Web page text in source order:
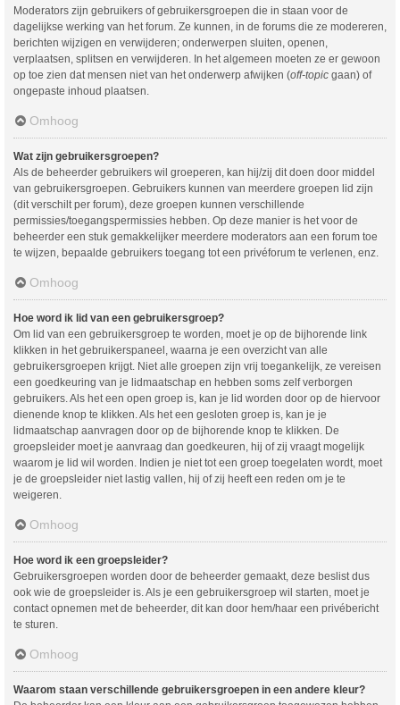
Moderators zijn gebruikers of gebruikersgroepen die in staan voor de
dagelijkse werking van het forum. Ze kunnen, in de forums die ze modereren,
berichten wijzigen en verwijderen; onderwerpen sluiten, openen,
verplaatsen, splitsen en verwijderen. In het algemeen moeten ze er gewoon
op toe zien dat mensen niet van het onderwerp afwijken (off-topic gaan) of
ongepaste inhoud plaatsen.
Omhoog
Wat zijn gebruikersgroepen?
Als de beheerder gebruikers wil groeperen, kan hij/zij dit doen door middel
van gebruikersgroepen. Gebruikers kunnen van meerdere groepen lid zijn
(dit verschilt per forum), deze groepen kunnen verschillende
permissies/toegangspermissies hebben. Op deze manier is het voor de
beheerder een stuk gemakkelijker meerdere moderators aan een forum toe
te wijzen, bepaalde gebruikers toegang tot een privéforum te verlenen, enz.
Omhoog
Hoe word ik lid van een gebruikersgroep?
Om lid van een gebruikersgroep te worden, moet je op de bijhorende link
klikken in het gebruikerspaneel, waarna je een overzicht van alle
gebruikersgroepen krijgt. Niet alle groepen zijn vrij toegankelijk, ze vereisen
een goedkeuring van je lidmaatschap en hebben soms zelf verborgen
gebruikers. Als het een open groep is, kan je lid worden door op de hiervoor
dienende knop te klikken. Als het een gesloten groep is, kan je je
lidmaatschap aanvragen door op de bijhorende knop te klikken. De
groepsleider moet je aanvraag dan goedkeuren, hij of zij vraagt mogelijk
waarom je lid wil worden. Indien je niet tot een groep toegelaten wordt, moet
je de groepsleider niet lastig vallen, hij of zij heeft een reden om je te
weigeren.
Omhoog
Hoe word ik een groepsleider?
Gebruikersgroepen worden door de beheerder gemaakt, deze beslist dus
ook wie de groepsleider is. Als je een gebruikersgroep wil starten, moet je
contact opnemen met de beheerder, dit kan door hem/haar een privébericht
te sturen.
Omhoog
Waarom staan verschillende gebruikersgroepen in een andere kleur?